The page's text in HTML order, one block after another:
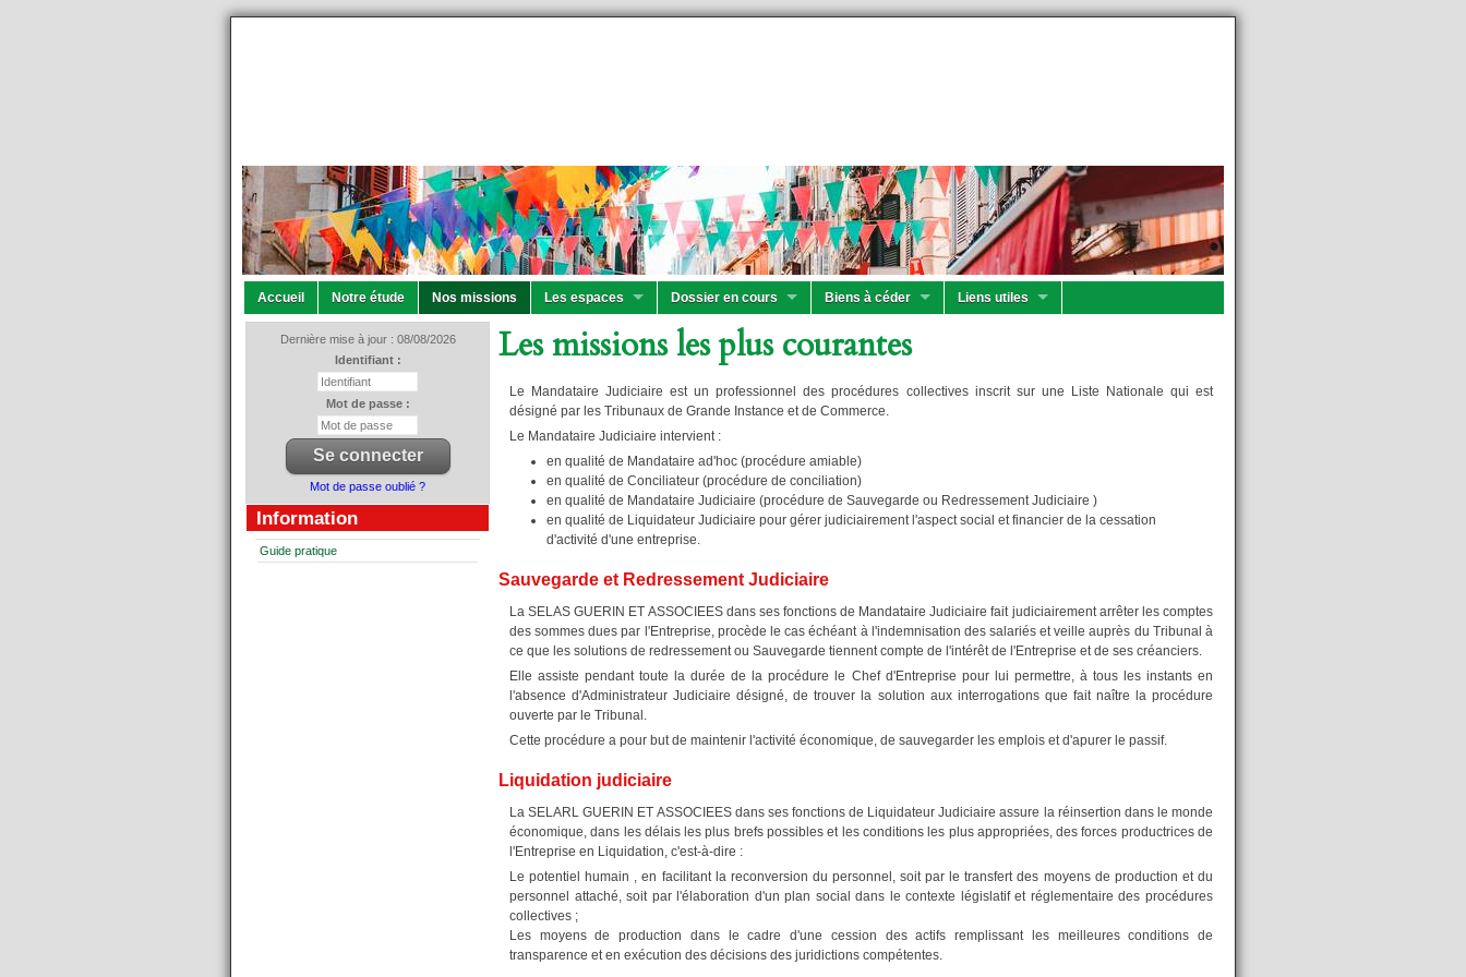
Accueil Notre étude Nos missions Les espaces Dossier en cours Biens à céder Liens utiles
Dernière mise à jour : 08/08/2026
Identifiant :
Mot de passe :
Mot de passe oublié ?
Information
Guide pratique
Les missions les plus courantes
Le Mandataire Judiciaire est un professionnel des procédures collectives inscrit sur une Liste Nationale qui est
désigné par les Tribunaux de Grande Instance et de Commerce.
Le Mandataire Judiciaire intervient :
en qualité de Mandataire ad'hoc (procédure amiable)
en qualité de Conciliateur (procédure de conciliation)
en qualité de Mandataire Judiciaire (procédure de Sauvegarde ou Redressement Judiciaire )
en qualité de Liquidateur Judiciaire pour gérer judiciairement l'aspect social et financier de la cessation
d'activité d'une entreprise.
Sauvegarde et Redressement Judiciaire
La SELAS GUERIN ET ASSOCIEES dans ses fonctions de Mandataire Judiciaire fait judiciairement arrêter les comptes
des sommes dues par l'Entreprise, procède le cas échéant à l'indemnisation des salariés et veille auprès du Tribunal à
ce que les solutions de redressement ou Sauvegarde tiennent compte de l'intérêt de l'Entreprise et de ses créanciers.
Elle assiste pendant toute la durée de la procédure le Chef d'Entreprise pour lui permettre, à tous les instants en
l'absence d'Administrateur Judiciaire désigné, de trouver la solution aux interrogations que fait naître la procédure
ouverte par le Tribunal.
Cette procédure a pour but de maintenir l'activité économique, de sauvegarder les emplois et d'apurer le passif.
Liquidation judiciaire
La SELARL GUERIN ET ASSOCIEES dans ses fonctions de Liquidateur Judiciaire assure la réinsertion dans le monde
économique, dans les délais les plus brefs possibles et les conditions les plus appropriées, des forces productrices de
l'Entreprise en Liquidation, c'est-à-dire :
Le potentiel humain , en facilitant la reconversion du personnel, soit par le transfert des moyens de production et du
personnel attaché, soit par l'élaboration d'un plan social dans le contexte législatif et réglementaire des procédures
collectives ;
Les moyens de production dans le cadre d'une cession des actifs remplissant les meilleures conditions de
transparence et en exécution des décisions des juridictions compétentes.